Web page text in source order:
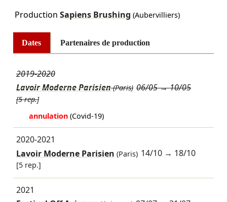
Production Sapiens Brushing (Aubervilliers)
Dates Partenaires de production
2019-2020
Lavoir Moderne Parisien(Paris) 06/05→10/05
[5 rep.]
annulation (Covid-19)
2020-2021
Lavoir Moderne Parisien (Paris) 14/10 → 18/10
[5 rep.]
2021